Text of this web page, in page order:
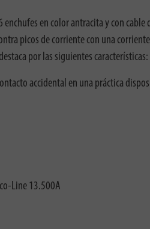
enchufes en color antracita y con
picos de corriente con una
por las siguientes características:
accidental en una práctica
Line 13.500A